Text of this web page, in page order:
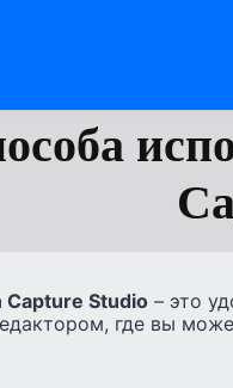
Capture Studio – это
где вы